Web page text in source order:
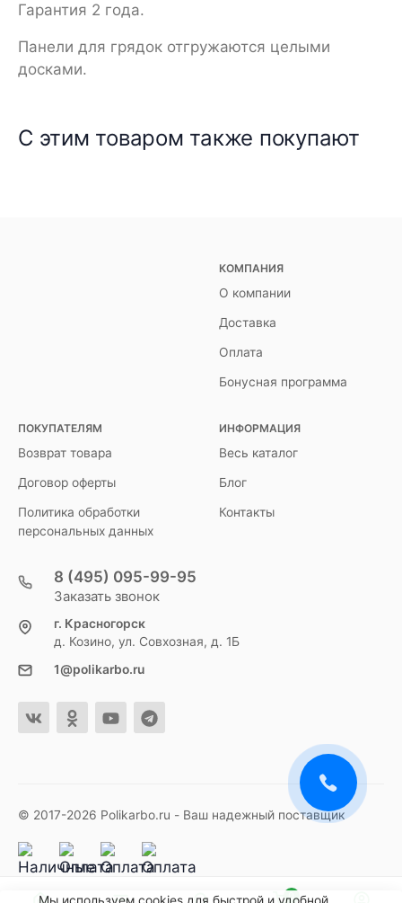
Гарантия 2 года.
Панели для грядок отгружаются целыми
досками.
С этим товаром также покупают
КОМПАНИЯ
О компании
Доставка
Оплата
Бонусная программа
ПОКУПАТЕЛЯМ
Возврат товара
Договор оферты
Политика обработки
персональных данных
ИНФОРМАЦИЯ
Весь каталог
Блог
Контакты
8 (495) 095-99-95
Заказать звонок
г. Красногорск
д. Козино, ул. Совхозная, д. 1Б
1@polikarbo.ru
© 2017-2026 Polikarbo.ru - Ваш надежный поставщик
0